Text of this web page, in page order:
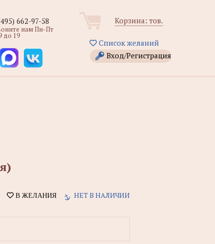
Корзина: тов.
Список желаний
Вход/Регистрация
662-97-58
нам Пн-Пт
до 19
В ЖЕЛАНИЯ НЕТ В НАЛИЧИИ